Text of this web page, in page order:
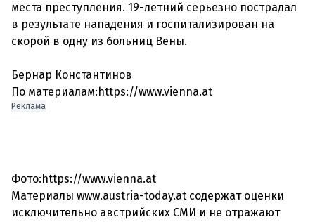
места преступления. 19-летний серьезно пострадал
в результате нападения и госпитализирован на
скорой в одну из больниц Вены.
Бернар Константинов
По материалам:https://www.vienna.at
Реклама
Фото:https://www.vienna.at
Материалы www.austria-today.at содержат оценки
исключительно австрийских СМИ и не отражают